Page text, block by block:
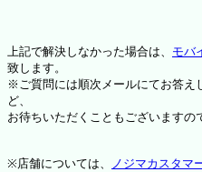
上記で解決しなかった場合は、 モバ
致します。
※ご質問には順次メールにてお答え
ど、
お待ちいただくこともございますの
※店舗については、 ノジマカスタマ